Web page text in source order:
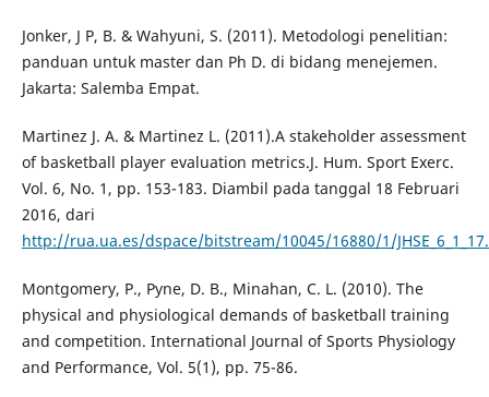
Jonker, J P, B. & Wahyuni, S. (2011). Metodologi penelitian:
panduan untuk master dan Ph D. di bidang menejemen.
Jakarta: Salemba Empat.
Martinez J. A. & Martinez L. (2011).A stakeholder assessment
of basketball player evaluation metrics.J. Hum. Sport Exerc.
Vol. 6, No. 1, pp. 153-183. Diambil pada tanggal 18 Februari
2016, dari
http://rua.ua.es/dspace/bitstream/10045/16880/1/
Montgomery, P., Pyne, D. B., Minahan, C. L. (2010). The
physical and physiological demands of basketball training
and competition. International Journal of Sports Physiology
and Performance, Vol. 5(1), pp. 75-86.